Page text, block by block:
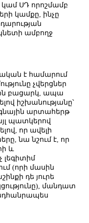
ՍԴ որոշմամբ
կամքը, ինչը
ամբողջ
է համարում
չվերցներ
բացարկ, ապա
իշխանությանը՝
արտահերթ
պատկերով
որ ավելի
նա նշում է, որ
և
լեգիտիմ
(որի մասին
դե յուրե
մանդատ